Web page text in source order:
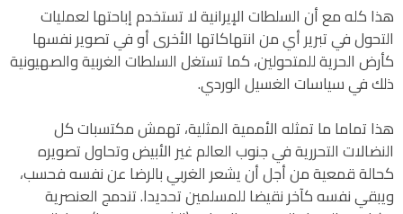
هذا كله مع أن السلطات الإيرانية لا تستخدم إباحتها لعمليات
التحول في تبرير أي من انتهاكاتها الأخرى أو في تصوير نفسها
كأرض الحرية للمتحولين، كما تستغل السلطات الغربية والصهيونية
ذلك في سياسات الغسيل الوردي.
هذا تماما ما تمثله الأممية المثلية، تهمش مكتسبات كل
النضالات التحررية في جنوب العالم غير الأبيض وتحاول تصويره
كحالة قمعية من أجل أن يشعر الغربي بالرضا عن نفسه فحسب،
ويبقي نفسه كآخر نقيضا للمسلمين تحديدا. تندمج العنصرية